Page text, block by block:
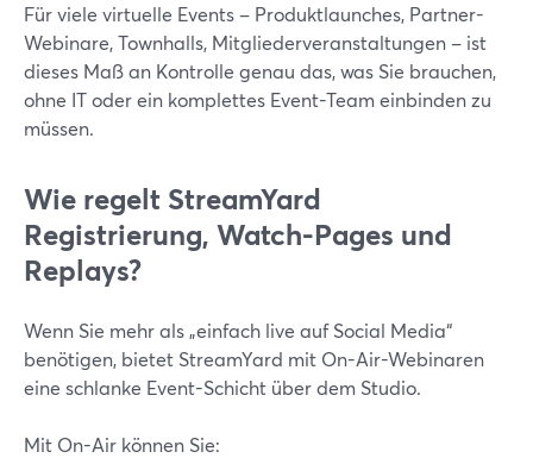
Für viele virtuelle Events – Produktlaunches, Partner-
Webinare, Townhalls, Mitgliederveranstaltungen – ist
dieses Maß an Kontrolle genau das, was Sie brauchen,
ohne IT oder ein komplettes Event-Team einbinden zu
müssen.
Wie regelt StreamYard
Registrierung, Watch-Pages und
Replays?
Wenn Sie mehr als „einfach live auf Social Media“
benötigen, bietet StreamYard mit On-Air-Webinaren
eine schlanke Event-Schicht über dem Studio.
Mit On-Air können Sie: